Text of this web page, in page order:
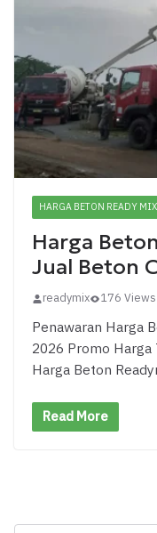
HARGA BETON READY MIX
Harga
Jual Beton
readymix 176 Views
Penawaran Harga
2026 Promo Harga
Harga Beton
Read More